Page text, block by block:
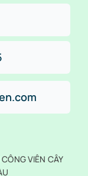
VIÊN CÂY